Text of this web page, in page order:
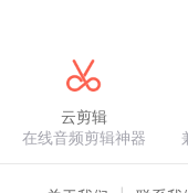
云剪辑
在线音频剪辑神器